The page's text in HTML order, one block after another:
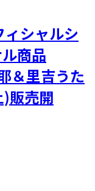
ィシャルシ
商品
＆里吉うた
販売開